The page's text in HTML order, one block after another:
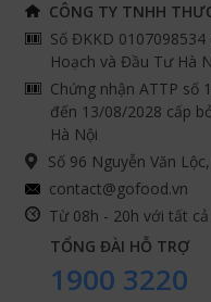
Chính sách và quy
chung
Hướng dẫn đặt hàng
Cam kết chất lượng
DỊCH VỤ
CÔNG TY TNHH
Số ĐKKD
Hoạch và Đầu Tư Hà
Chứng nhận ATTP số
đến 13/08/2028 cấp
Hà Nội
Số 96 Nguyễn Văn
contact@gofood.vn
Từ 08h - 20h với tất
TỔNG ĐÀI HỖ TRỢ
1900 3220